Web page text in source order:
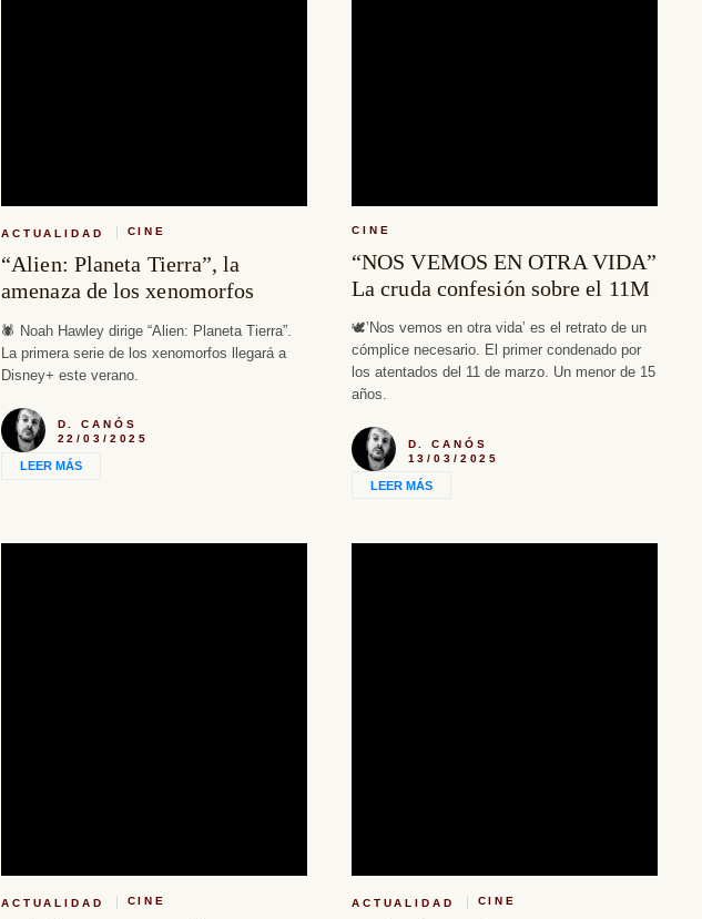
ACTUALIDAD CINE
“Alien: Planeta Tierra”, la
amenaza de los xenomorfos
🕷 Noah Hawley dirige “Alien: Planeta Tierra”.
La primera serie de los xenomorfos llegará a
Disney+ este verano.
D. CANÓS
22/03/2025
LEER MÁS
CINE
“NOS VEMOS EN OTRA VIDA”
La cruda confesión sobre el 11M
🕊’Nos vemos en otra vida’ es el retrato de un
cómplice necesario. El primer condenado por
los atentados del 11 de marzo. Un menor de 15
años.
D. CANÓS
13/03/2025
LEER MÁS
ACTUALIDAD CINE ACTUALIDAD CINE